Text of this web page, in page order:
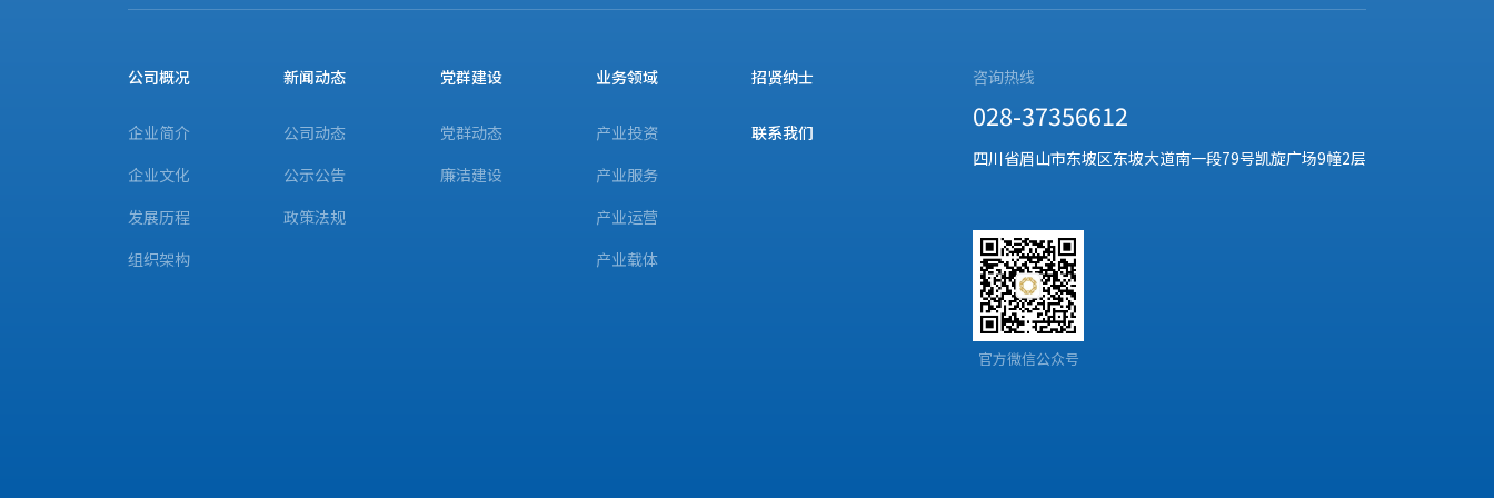
公司概况
企业简介
企业文化
发展历程
组织架构
新闻动态
公司动态
公示公告
政策法规
党群建设
党群动态
廉洁建设
业务领域
产业投资
产业服务
产业运营
产业载体
招贤纳士
联系我们
咨询热线
028-37356612
四川省眉山市东坡区东坡大道南一段79号凯旋广场9幢2层
官方微信公众号